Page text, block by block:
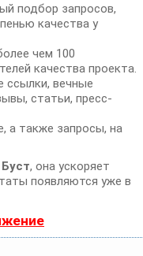
подбор запросов,
качества у
чем 100
качества проекта.
вечные
статьи, пресс-
а также запросы, на
Буст, она ускоряет
появляются уже в